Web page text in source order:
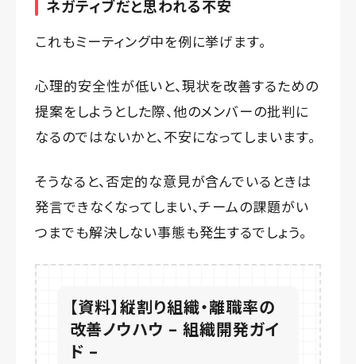
ネガティブだと思われる不安
これもミーティング中を例に挙げます。
心理的安全性が低いと、現状を改善するための
提案をしようとした際、他のメンバーの批判に
なるのではないかと、不安になってしまいます。
そうなると、否定的な意見が含んでいるときは
発言できなくなってしまい、チームの課題がい
つまでも解決しない事態も発生するでしょう。
【資料】縦割り組織・離職率の
改善ノウハウ – 組織開発ガイ
ド –